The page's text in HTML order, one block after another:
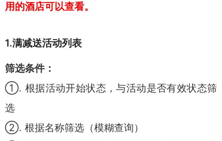
用的酒店可以查看。
1.满减送活动列表
筛选条件：
①. 根据活动开始状态，与活动是否有效状态筛
选
②. 根据名称筛选（模糊查询）